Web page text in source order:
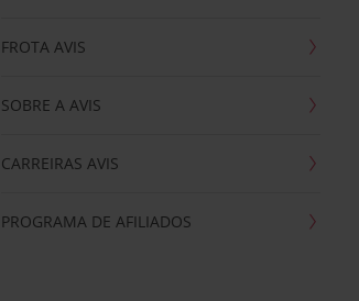
FROTA AVIS
SOBRE A AVIS
CARREIRAS AVIS
PROGRAMA DE AFILIADOS